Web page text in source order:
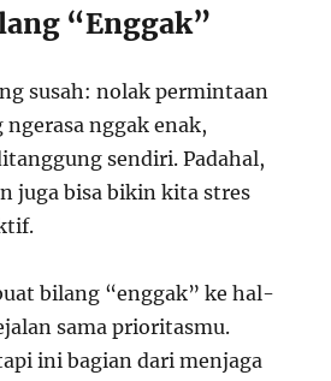
“Enggak”
susah: nolak permintaan
nggak enak,
sendiri. Padahal,
juga bisa bikin kita stres
bilang “enggak” ke hal-
sama prioritasmu.
ini bagian dari menjaga